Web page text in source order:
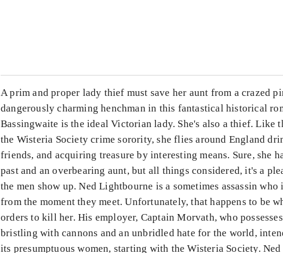
A prim and proper lady thief must save her aunt from a crazed
dangerously charming henchman in this fantastical historical
Bassingwaite is the ideal Victorian lady. She's also a thief. Like
the Wisteria Society crime sorority, she flies around England
friends, and acquiring treasure by interesting means. Sure, she
past and an overbearing aunt, but all things considered, it's a
the men show up. Ned Lightbourne is a sometimes assassin
from the moment they meet. Unfortunately, that happens to be
orders to kill her. His employer, Captain Morvath, who
bristling with cannons and an unbridled hate for the world,
its presumptuous women, starting with the Wisteria Society.